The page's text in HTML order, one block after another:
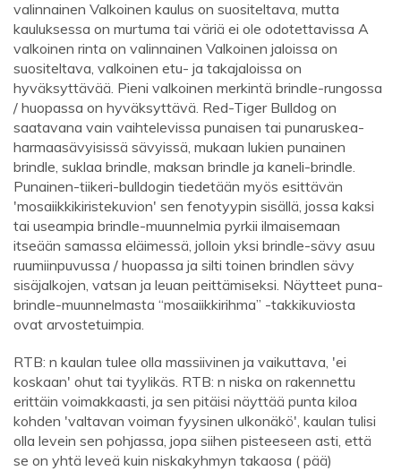
valinnainen Valkoinen kaulus on suositeltava, mutta
kauluksessa on murtuma tai väriä ei ole odotettavissa A
valkoinen rinta on valinnainen Valkoinen jaloissa on
suositeltava, valkoinen etu- ja takajaloissa on
hyväksyttävää. Pieni valkoinen merkintä brindle-rungossa
/ huopassa on hyväksyttävä. Red-Tiger Bulldog on
saatavana vain vaihtelevissa punaisen tai punaruskea-
harmaasävyisissä sävyissä, mukaan lukien punainen
brindle, suklaa brindle, maksan brindle ja kaneli-brindle.
Punainen-tiikeri-bulldogin tiedetään myös esittävän
'mosaiikkikiristekuvion' sen fenotyypin sisällä, jossa kaksi
tai useampia brindle-muunnelmia pyrkii ilmaisemaan
itseään samassa eläimessä, jolloin yksi brindle-sävy asuu
ruumiinpuvussa / huopassa ja silti toinen brindlen sävy
sisäjalkojen, vatsan ja leuan peittämiseksi. Näytteet puna-
brindle-muunnelmasta “mosaiikkirihma” -takkikuviosta
ovat arvostetuimpia.
RTB: n kaulan tulee olla massiivinen ja vaikuttava, 'ei
koskaan' ohut tai tyylikäs. RTB: n niska on rakennettu
erittäin voimakkaasti, ja sen pitäisi näyttää punta kiloa
kohden 'valtavan voiman fyysinen ulkonäkö', kaulan tulisi
olla levein sen pohjassa, jopa siihen pisteeseen asti, että
se on yhtä leveä kuin niskakyhmyn takaosa ( pää)